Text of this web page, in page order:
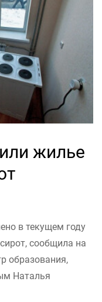
жилье
в текущем году
сообщила на
образования,
Наталья